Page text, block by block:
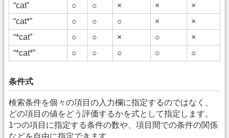
“cat”
○ ○ × ×
×
“cat*”
○ ○ ○ ×
×
“*cat”
○ ○ × ○
×
“*cat*”
○ ○ ○ ○ ○
条件式
検索条件を個々の項目の入力欄に指定するのではなく、
どの項目の値をどう評価するかを式として指定します。
1つの項目に指定する条件の数や、項目間での条件の関係